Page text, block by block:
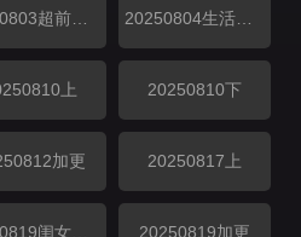
20250803超前企划 20250804生活直播
上 20250810下
加更 20250817上
20250819闺女超有料 20250819加更